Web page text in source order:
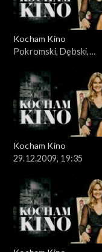
Kocham Kino
Pokromski, Dębski,
Kocham Kino
29.12.2009, 19:35